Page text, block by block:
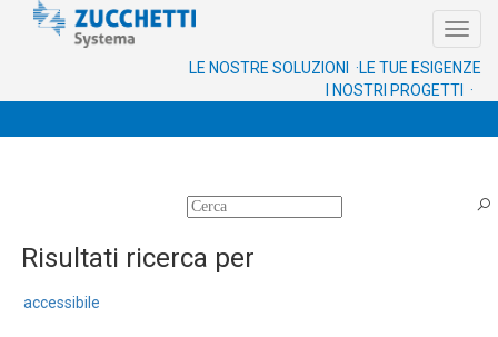
LE TUE ESIGENZE
LE NOSTRE SOLUZIONI ·
I NOSTRI PROGETTI ·
Risultati ricerca per
accessibile